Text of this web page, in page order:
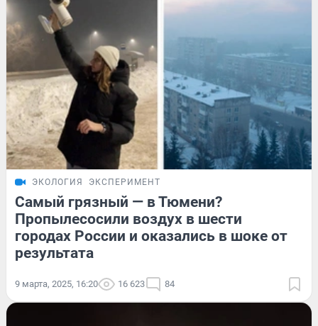
ЭКОЛОГИЯ ЭКСПЕРИМЕНТ
Самый грязный — в Тюмени?
Пропылесосили воздух в шести
городах России и оказались в шоке от
результата
9 марта, 2025, 16:20 16 623 84